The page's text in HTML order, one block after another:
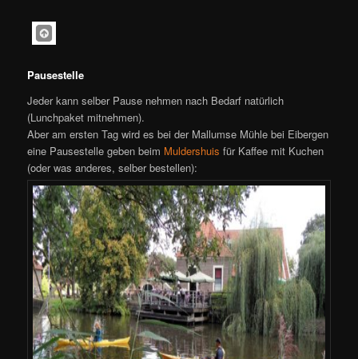
Pausestelle
Jeder kann selber Pause nehmen nach Bedarf natürlich
(Lunchpaket mitnehmen).
Aber am ersten Tag wird es bei der Mallumse Mühle bei Eibergen
eine Pausestelle geben beim Muldershuis für Kaffee mit Kuchen
(oder was anderes, selber bestellen):